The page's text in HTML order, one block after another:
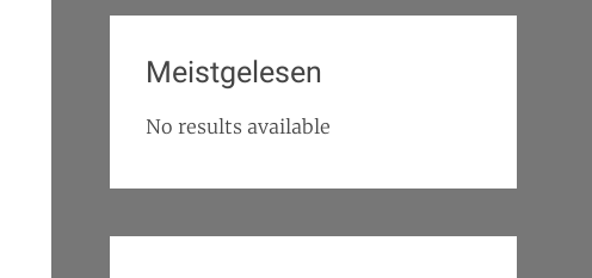
Meistgelesen
No results available